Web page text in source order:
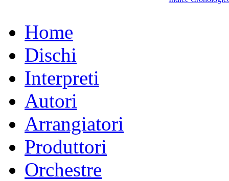
Home
Dischi
Interpreti
Autori
Arrangiatori
Produttori
Orchestre